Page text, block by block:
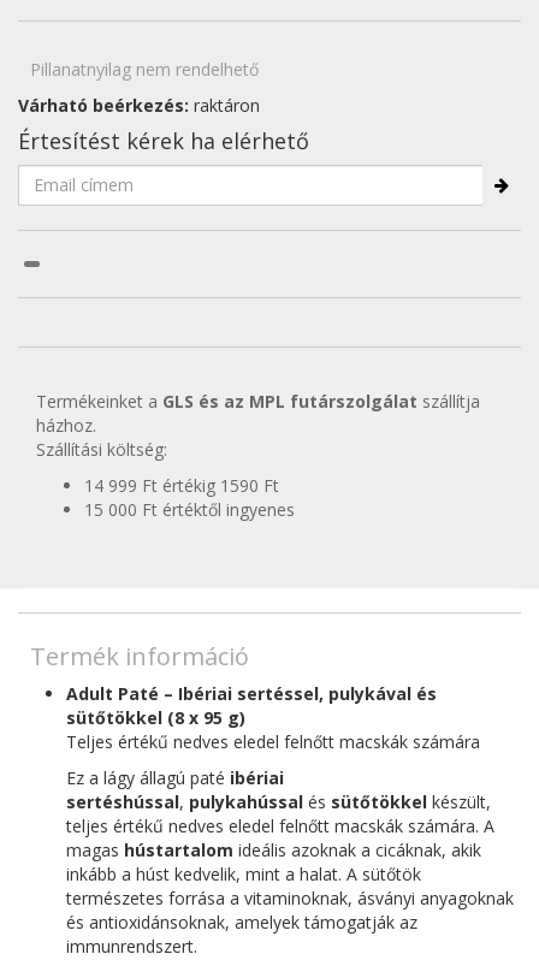
Pillanatnyilag nem rendelhető
Várható beérkezés: raktáron
Értesítést kérek ha elérhető
Termékeinket a GLS és az MPL futárszolgálat szállítja
házhoz.
Szállítási költség:
14 999 Ft értékig 1590 Ft
15 000 Ft értéktől ingyenes
Termék információ
Adult Paté – Ibériai sertéssel, pulykával és
sütőtökkel (8 x 95 g)
Teljes értékű nedves eledel felnőtt macskák számára
Ez a lágy állagú paté ibériai
sertéshússal, pulykahússal és sütőtökkel készült,
teljes értékű nedves eledel felnőtt macskák számára. A
magas hústartalom ideális azoknak a cicáknak, akik
inkább a húst kedvelik, mint a halat. A sütőtök
természetes forrása a vitaminoknak, ásványi anyagoknak
és antioxidánsoknak, amelyek támogatják az
immunrendszert.